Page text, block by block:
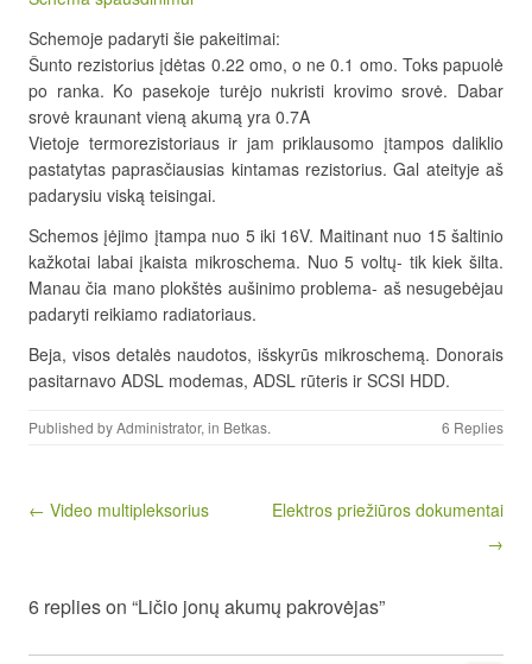
Schemoje padaryti šie pakeitimai:
Šunto rezistorius įdėtas 0.22 omo, o ne 0.1 omo. Toks papuolė
po ranka. Ko pasekoje turėjo nukristi krovimo srovė. Dabar
srovė kraunant vieną akumą yra 0.7A
Vietoje termorezistoriaus ir jam priklausomo įtampos daliklio
pastatytas paprasčiausias kintamas rezistorius. Gal ateityje aš
padarysiu viską teisingai.
Schemos įėjimo įtampa nuo 5 iki 16V. Maitinant nuo 15 šaltinio
kažkotai labai įkaista mikroschema. Nuo 5 voltų- tik kiek šilta.
Manau čia mano plokštės aušinimo problema- aš nesugebėjau
padaryti reikiamo radiatoriaus.
Beja, visos detalės naudotos, išskyrūs mikroschemą. Donorais
pasitarnavo ADSL modemas, ADSL rūteris ir SCSI HDD.
Published byAdministrator, in Betkas. 6 Replies
Post navigation
← Video multipleksorius
Elektros priežiūros dokumentai
→
6 replies on “Ličio jonų akumų pakrovėjas”